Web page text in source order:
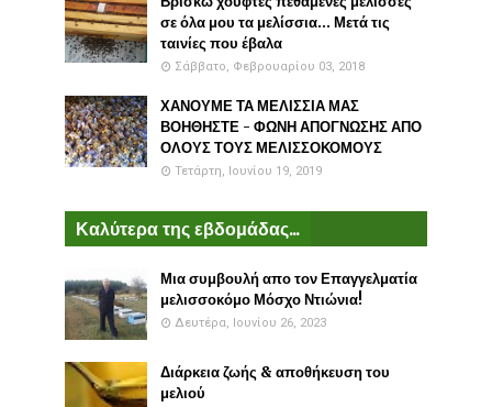
σε όλα μου τα μελίσσια... Μετά τις
ταινίες που έβαλα
Σάββατο, Φεβρουαρίου 03, 2018
ΧΑΝΟΥΜΕ ΤΑ ΜΕΛΙΣΣΙΑ ΜΑΣ
ΒΟΗΘΗΣΤΕ - ΦΩΝΗ ΑΠΟΓΝΩΣΗΣ ΑΠΟ
ΟΛΟΥΣ ΤΟΥΣ ΜΕΛΙΣΣΟΚΟΜΟΥΣ
Τετάρτη, Ιουνίου 19, 2019
Καλύτερα της εβδομάδας...
Μια συμβουλή απο τον Επαγγελματία
μελισσοκόμο Μόσχο Ντιώνια!
Δευτέρα, Ιουνίου 26, 2023
Διάρκεια ζωής & αποθήκευση του
μελιού